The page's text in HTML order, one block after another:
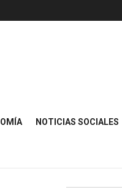
NOTICIAS SOCIALES